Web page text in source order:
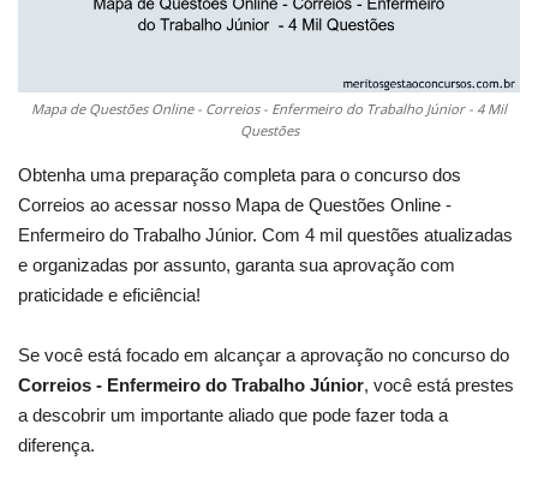
Mapa de Questões Online - Correios - Enfermeiro do Trabalho Júnior - 4 Mil
Questões
Obtenha uma preparação completa para o concurso dos
Correios ao acessar nosso Mapa de Questões Online -
Enfermeiro do Trabalho Júnior. Com 4 mil questões atualizadas
e organizadas por assunto, garanta sua aprovação com
praticidade e eficiência!
Se você está focado em alcançar a aprovação no concurso do
Correios - Enfermeiro do Trabalho Júnior, você está prestes
a descobrir um importante aliado que pode fazer toda a
diferença.